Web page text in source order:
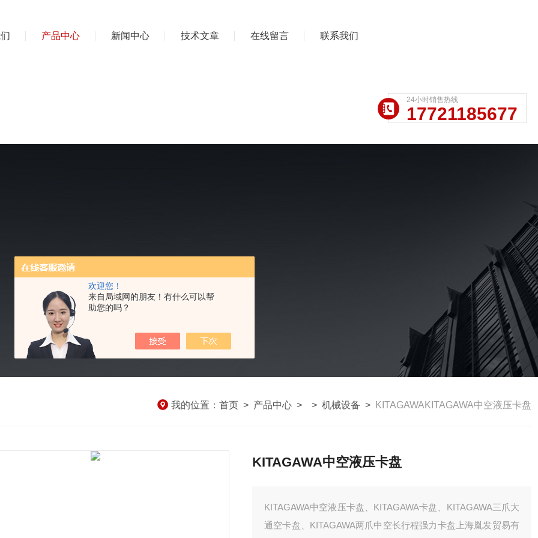
欢迎您！
来自局域网的朋友！有什么可以帮
助您的吗？
产品中心 新闻中心 技术文章 在线留言 联系我们
24小时销售热线
17721185677
我的位置： 首页 > 产品中心 > > 机械设备 > KITAGAWAKITAGAWA中空液压卡盘
KITAGAWA中空液压卡盘
KITAGAWA中空液压卡盘、KITAGAWA卡盘、KITAGAWA三爪大
通空卡盘、KITAGAWA两爪中空长行程强力卡盘上海胤发贸易有